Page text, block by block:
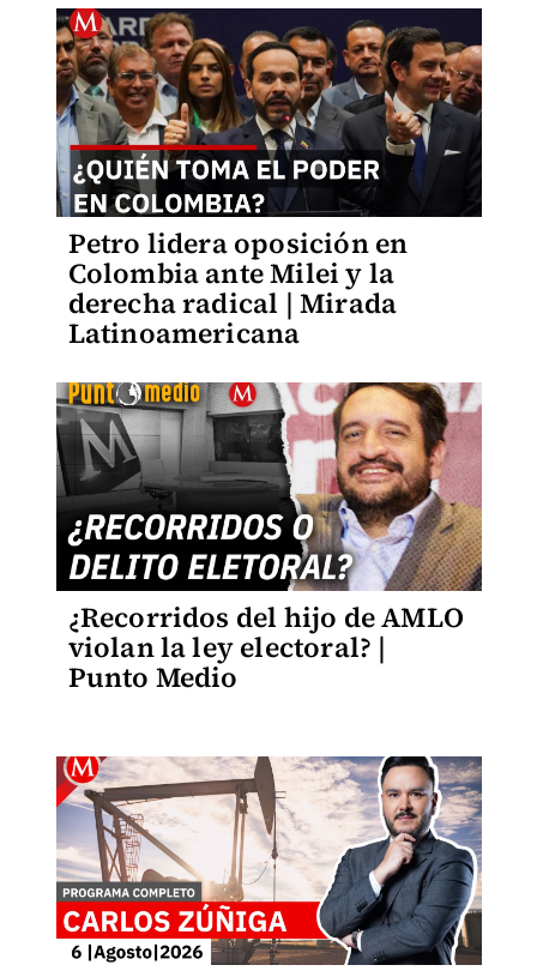
Petro lidera oposición en
Colombia ante Milei y la
derecha radical | Mirada
Latinoamericana
¿Recorridos del hijo de AMLO
violan la ley electoral? |
Punto Medio